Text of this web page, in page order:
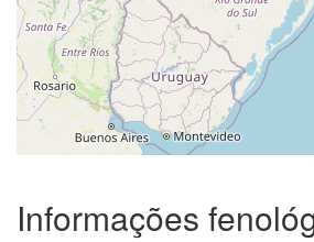
Informações